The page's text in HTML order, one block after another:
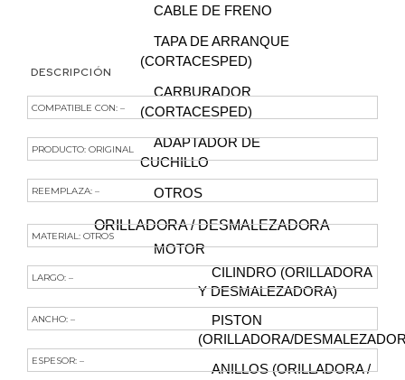
CABLE DE FRENO
TAPA DE ARRANQUE
(CORTACESPED)
CARBURADOR
(CORTACESPED)
ADAPTADOR DE
CUCHILLO
OTROS
ORILLADORA / DESMALEZADORA
MOTOR
CILINDRO (ORILLADORA
Y DESMALEZADORA)
PISTON
(ORILLADORA/
ANILLOS (ORILLADORA /
DESCRIPCIÓN
COMPATIBLE CON: –
PRODUCTO: ORIGINAL
REEMPLAZA: –
MATERIAL: OTROS
LARGO: –
ANCHO: –
ESPESOR: –